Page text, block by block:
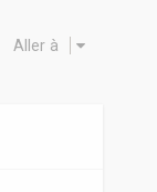
Aller à